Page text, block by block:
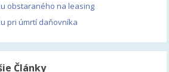
obstaraného na leasing
pri úmrtí daňovníka
Články